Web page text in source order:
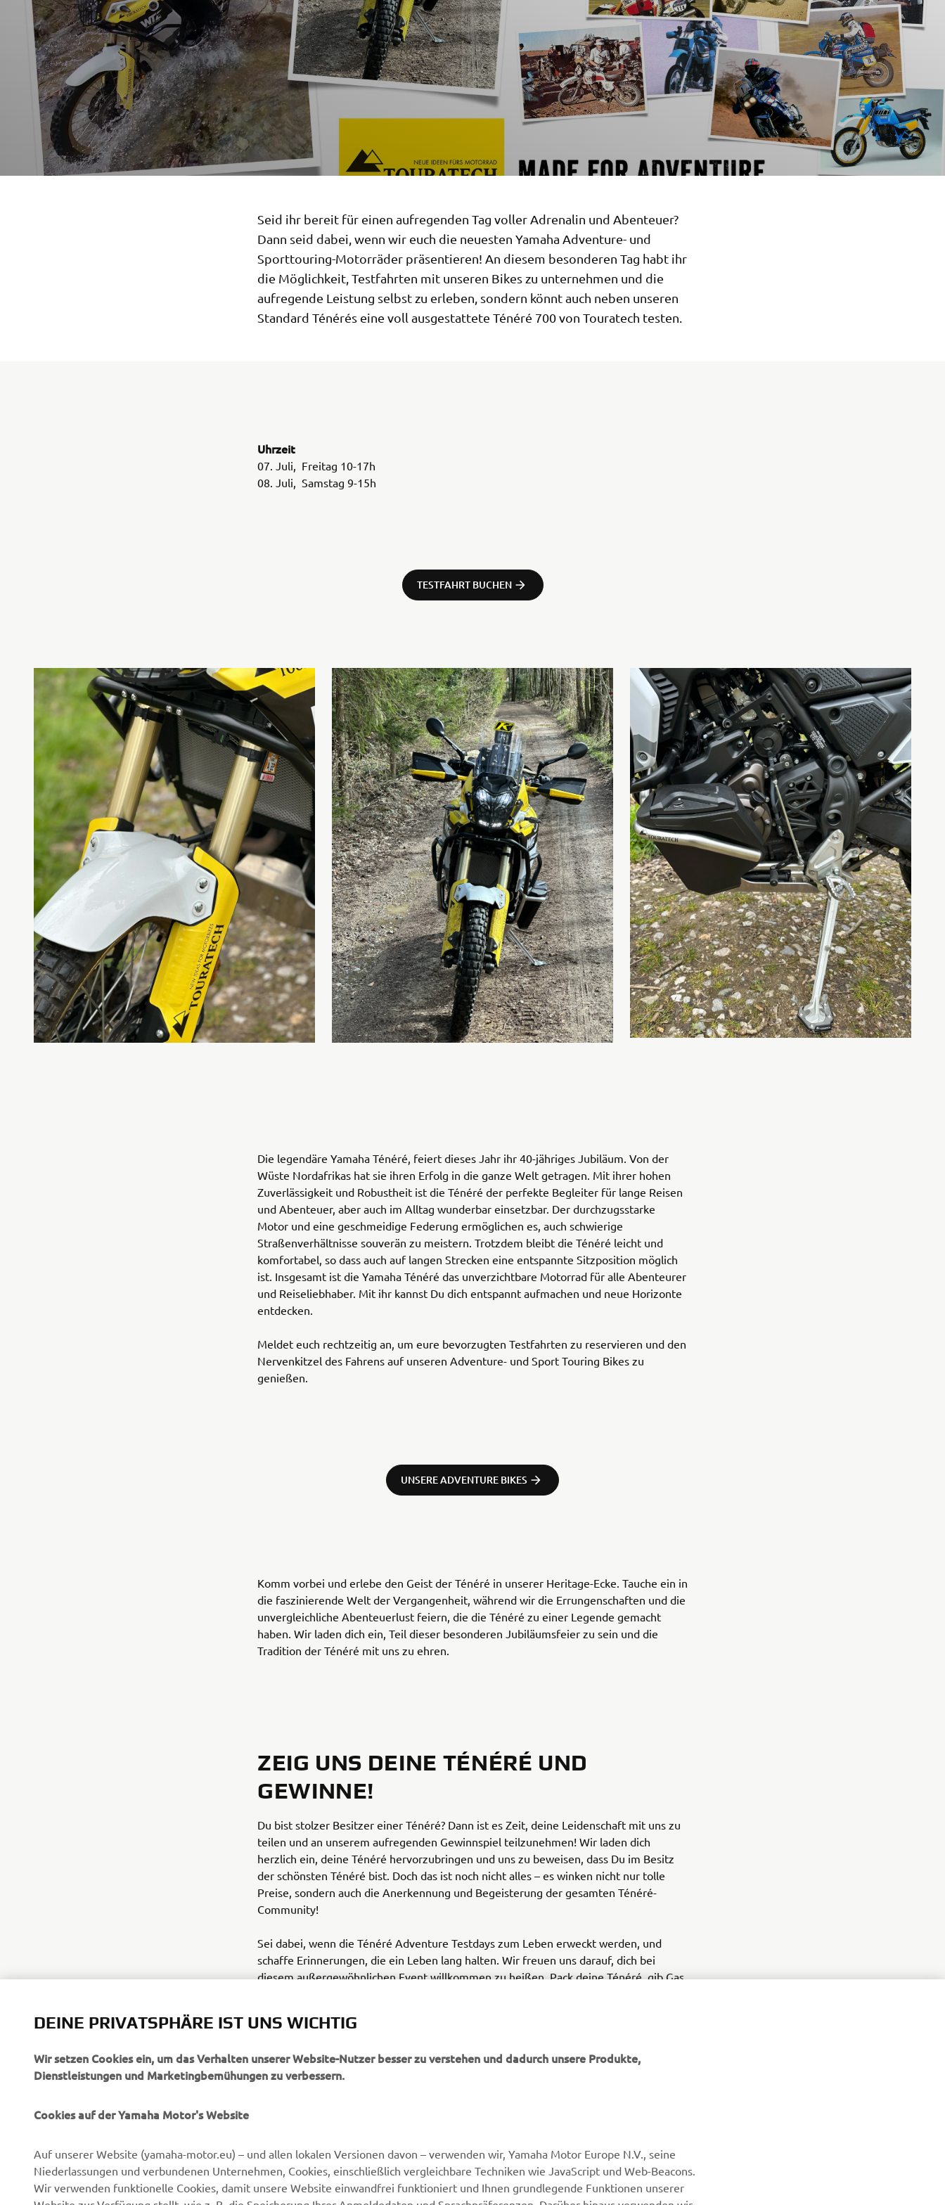
Seid ihr bereit für einen aufregenden Tag voller Adrenalin und Abenteuer?
Dann seid dabei, wenn wir euch die neuesten Yamaha Adventure- und
Sporttouring-Motorräder präsentieren! An diesem besonderen Tag habt ihr
die Möglichkeit, Testfahrten mit unseren Bikes zu unternehmen und die
aufregende Leistung selbst zu erleben, sondern könnt auch neben unseren
Standard Ténérés eine voll ausgestattete Ténéré 700 von Touratech testen.
Uhrzeit
07. Juli, Freitag 10-17h
08. Juli, Samstag 9-15h
TESTFAHRT BUCHEN
Die legendäre Yamaha Ténéré, feiert dieses Jahr ihr 40-jähriges Jubiläum. Von der
Wüste Nordafrikas hat sie ihren Erfolg in die ganze Welt getragen. Mit ihrer hohen
Zuverlässigkeit und Robustheit ist die Ténéré der perfekte Begleiter für lange Reisen
und Abenteuer, aber auch im Alltag wunderbar einsetzbar. Der durchzugsstarke
Motor und eine geschmeidige Federung ermöglichen es, auch schwierige
Straßenverhältnisse souverän zu meistern. Trotzdem bleibt die Ténéré leicht und
komfortabel, so dass auch auf langen Strecken eine entspannte Sitzposition möglich
ist. Insgesamt ist die Yamaha Ténéré das unverzichtbare Motorrad für alle Abenteurer
und Reiseliebhaber. Mit ihr kannst Du dich entspannt aufmachen und neue Horizonte
entdecken.
Meldet euch rechtzeitig an, um eure bevorzugten Testfahrten zu reservieren und den
Nervenkitzel des Fahrens auf unseren Adventure- und Sport Touring Bikes zu
genießen.
UNSERE ADVENTURE BIKES
Komm vorbei und erlebe den Geist der Ténéré in unserer Heritage-Ecke. Tauche ein in
die faszinierende Welt der Vergangenheit, während wir die Errungenschaften und die
unvergleichliche Abenteuerlust feiern, die die Ténéré zu einer Legende gemacht
haben. Wir laden dich ein, Teil dieser besonderen Jubiläumsfeier zu sein und die
Tradition der Ténéré mit uns zu ehren.
ZEIG UNS DEINE TÉNÉRÉ UND
GEWINNE!
Du bist stolzer Besitzer einer Ténéré? Dann ist es Zeit, deine Leidenschaft mit uns zu
teilen und an unserem aufregenden Gewinnspiel teilzunehmen! Wir laden dich
herzlich ein, deine Ténéré hervorzubringen und uns zu beweisen, dass Du im Besitz
der schönsten Ténéré bist. Doch das ist noch nicht alles – es winken nicht nur tolle
Preise, sondern auch die Anerkennung und Begeisterung der gesamten Ténéré-
Community!
Sei dabei, wenn die Ténéré Adventure Testdays zum Leben erweckt werden, und
schaffe Erinnerungen, die ein Leben lang halten. Wir freuen uns darauf, dich bei
diesem außergewöhnlichen Event willkommen zu heißen. Pack deine Ténéré, gib Gas
UNTERNEHMEN
Über uns
News
B2B
eBike Antriebe
Behörden
MyYamaha
Yamaha Music
Webshop Support
Ersatzteilkatalog
Erfahre als Erster von den neuesten Angeboten,
Sonderveranstaltungen, Neuerscheinungen und vielem mehr.
DEINE PRIVATSPHÄRE IST UNS WICHTIG
Wir setzen Cookies ein, um das Verhalten unserer Website-Nutzer besser zu verstehen und dadurch unsere Produkte,
Dienstleistungen und Marketingbemühungen zu verbessern.
Cookies auf der Yamaha Motor's Website
Auf unserer Website (yamaha-motor.eu) – und allen lokalen Versionen davon – verwenden wir, Yamaha Motor Europe N.V., seine
Niederlassungen und verbundenen Unternehmen, Cookies, einschließlich vergleichbare Techniken wie JavaScript und Web-Beacons.
Wir verwenden funktionelle Cookies, damit unsere Website einwandfrei funktioniert und Ihnen grundlegende Funktionen unserer